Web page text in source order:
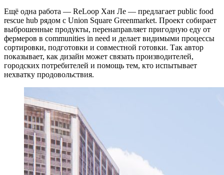
Ещё одна работа — ReLoop Хан Ле — предлагает public food
rescue hub рядом с Union Square Greenmarket. Проект собирает
выброшенные продукты, перенаправляет пригодную еду от
фермеров в communities in need и делает видимыми процессы
сортировки, подготовки и совместной готовки. Так автор
показывает, как дизайн может связать производителей,
городских потребителей и помощь тем, кто испытывает
нехватку продовольствия.